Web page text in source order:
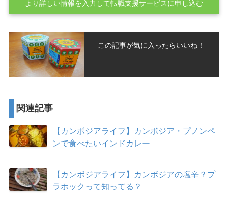
より詳しい情報を入力して転職支援サービスに申し込む
この記事が気に入ったらいいね！
関連記事
【カンボジアライフ】カンボジア・プノンペ
ンで食べたいインドカレー
【カンボジアライフ】カンボジアの塩辛？プ
ラホックって知ってる？